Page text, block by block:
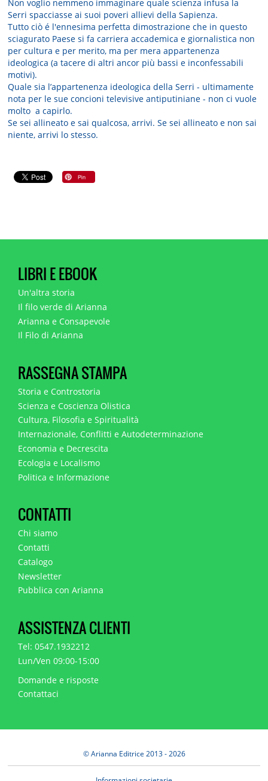
Non voglio nemmeno immaginare quale scienza infusa la
Serri spacciasse ai suoi poveri allievi della Sapienza.
Tutto ciò é l'ennesima perfetta dimostrazione che in questo
sciagurato Paese si fa carriera accademica e giornalistica non
per cultura e per merito, ma per mera appartenenza
ideologica (a tacere di altri ancor più bassi e inconfessabili
motivi).
Quale sia l’appartenenza ideologica della Serri - ultimamente
nota per le sue concioni televisive antiputiniane - non ci vuole
molto a capirlo.
Se sei allineato e sai qualcosa, arrivi. Se sei allineato e non sai
niente, arrivi lo stesso.
LIBRI E EBOOK
Un'altra storia
Il filo verde di Arianna
Arianna e Consapevole
Il Filo di Arianna
RASSEGNA STAMPA
Storia e Controstoria
Scienza e Coscienza Olistica
Cultura, Filosofia e Spiritualità
Internazionale, Conflitti e Autodeterminazione
Economia e Decrescita
Ecologia e Localismo
Politica e Informazione
CONTATTI
Chi siamo
Contatti
Catalogo
Newsletter
Pubblica con Arianna
ASSISTENZA CLIENTI
Tel: 0547.1932212
Lun/Ven 09:00-15:00
Domande e risposte
Contattaci
© Arianna Editrice 2013 - 2026